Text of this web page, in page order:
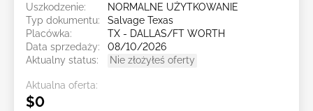
Uszkodzenie:
NORMALNE UŻYTKOWANIE
Typ dokumentu:
Salvage Texas
Placówka:
TX - DALLAS/FT WORTH
Data sprzedaży:
08/10/2026
Aktualny status:
Nie złożyłeś oferty
Aktualna oferta:
$0